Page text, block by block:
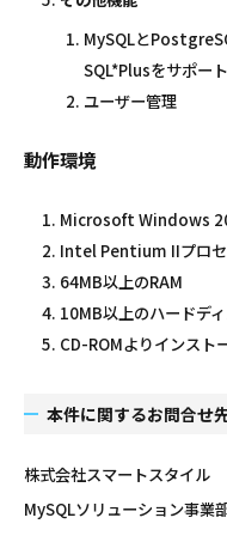
MySQLと
SQL*Plusをサポート
ユーザー管理
動作環境
Microsoft Windows
Intel Pentium IIプロセ
64MB以上のRAM
10MB以上のハードデ
CD-ROMよりインスト
本件に関するお問合せ
株式会社スマートスタイル
MySQLソリューション事